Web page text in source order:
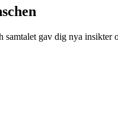
gav dig nya